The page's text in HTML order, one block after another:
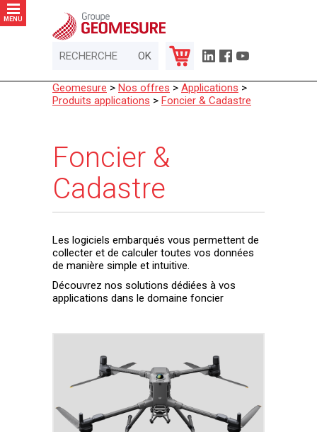
MENU
Geomesure > Nos offres > Applications >
Produits applications > Foncier & Cadastre
Foncier &
Cadastre
Les logiciels embarqués vous permettent de
collecter et de calculer toutes vos données
de manière simple et intuitive.
Découvrez nos solutions dédiées à vos
applications dans le domaine foncier
Panneau de gestion des cookies